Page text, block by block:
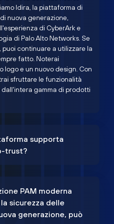
Idira, la piattaforma di
nuova generazione,
di CyberArk e
di Palo Alto Networks. Se
puoi continuare a utilizzare la
fatto. Noterai
logo e un nuovo design. Con
sfruttare le funzionalità
gamma di prodotti
supporta
trust?
PAM moderna
sicurezza delle
generazione, può